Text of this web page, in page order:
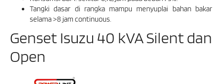
Tangki dasar di rangka mampu menyuplai bahan bakar
selama >8 jam continuous.
Genset Isuzu 40 kVA Silent dan
Open